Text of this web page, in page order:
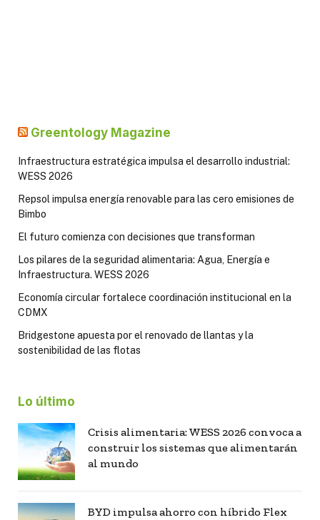
Greentology Magazine
Infraestructura estratégica impulsa el desarrollo industrial:
WESS 2026
Repsol impulsa energía renovable para las cero emisiones de
Bimbo
El futuro comienza con decisiones que transforman
Los pilares de la seguridad alimentaria: Agua, Energía e
Infraestructura. WESS 2026
Economía circular fortalece coordinación institucional en la
CDMX
Bridgestone apuesta por el renovado de llantas y la
sostenibilidad de las flotas
Lo último
Crisis alimentaria: WESS 2026 convoca a
construir los sistemas que alimentarán
al mundo
BYD impulsa ahorro con híbrido Flex